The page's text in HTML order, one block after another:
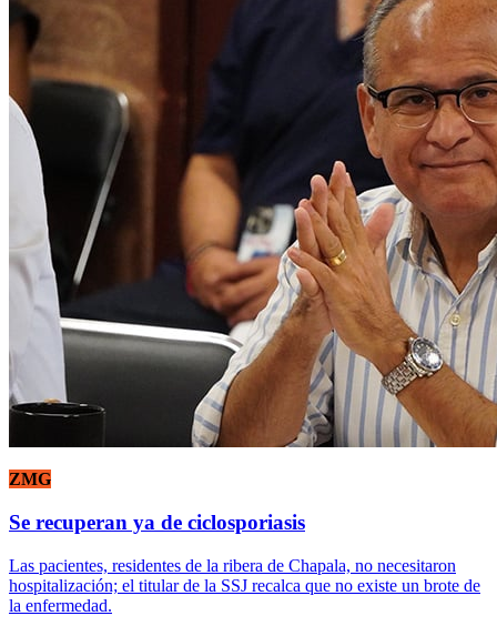
ZMG
Se recuperan ya de ciclosporiasis
Las pacientes, residentes de la ribera de Chapala, no necesitaron
hospitalización; el titular de la SSJ recalca que no existe un brote de
la enfermedad.